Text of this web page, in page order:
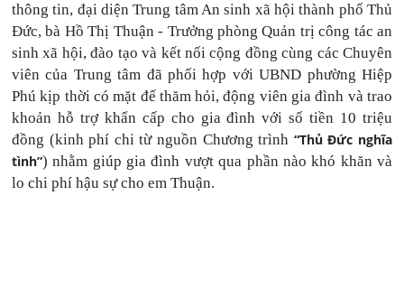
thông tin, đại diện Trung tâm An sinh xã hội thành phố Thủ
Đức, bà Hồ Thị Thuận - Trưởng phòng Quản trị công tác an
sinh xã hội, đào tạo và kết nối cộng đồng cùng các Chuyên
viên của Trung tâm đã phối hợp với UBND phường Hiệp
Phú kịp thời có mặt để thăm hỏi, động viên gia đình và trao
khoản hỗ trợ khẩn cấp cho gia đình với số tiền 10 triệu
đồng (kinh phí chi từ nguồn Chương trình “Thủ Đức nghĩa
tình”) nhằm giúp gia đình vượt qua phần nào khó khăn và
lo chi phí hậu sự cho em Thuận.